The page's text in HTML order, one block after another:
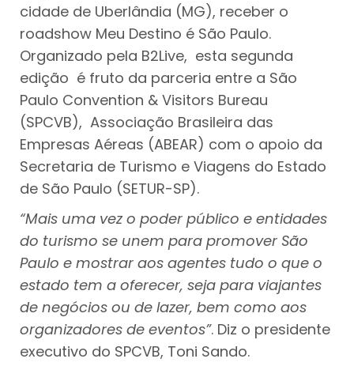
cidade de Uberlândia (MG), receber o
roadshow Meu Destino é São Paulo.
Organizado pela B2Live, esta segunda
edição é fruto da parceria entre a São
Paulo Convention & Visitors Bureau
(SPCVB), Associação Brasileira das
Empresas Aéreas (ABEAR) com o apoio da
Secretaria de Turismo e Viagens do Estado
de São Paulo (SETUR-SP).
“Mais uma vez o poder público e entidades
do turismo se unem para promover São
Paulo e mostrar aos agentes tudo o que o
estado tem a oferecer, seja para viajantes
de negócios ou de lazer, bem como aos
organizadores de eventos”. Diz o presidente
executivo do SPCVB, Toni Sando.